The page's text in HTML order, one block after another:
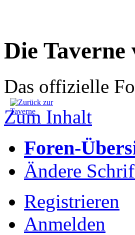
Die
Das offizielle
Zum Inhalt
Foren-
Ändere
Registrieren
Anmelden